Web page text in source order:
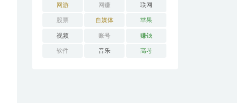
钱
网游 网赚 联网
股票 自媒体 苹果
视频 账号 赚钱
软件 音乐 高考